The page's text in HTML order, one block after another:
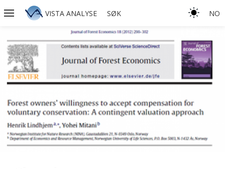
VISTA ANALYSE SØK NO